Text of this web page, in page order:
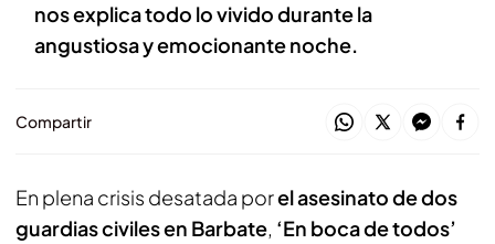
nos explica todo lo vivido durante la
angustiosa y emocionante noche.
Compartir
En plena crisis desatada porel asesinato de dos
guardias civiles en Barbate, ‘En boca de todos’